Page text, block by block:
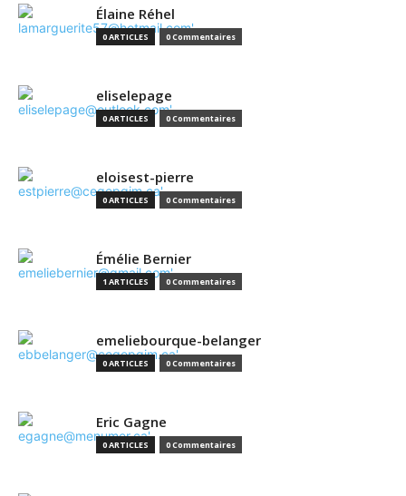
Élaine Réhel
0 ARTICLES 0 Commentaires
eliselepage
0 ARTICLES 0 Commentaires
eloisest-pierre
0 ARTICLES 0 Commentaires
Émélie Bernier
1 ARTICLES 0 Commentaires
emeliebourque-belanger
0 ARTICLES 0 Commentaires
Eric Gagne
0 ARTICLES 0 Commentaires